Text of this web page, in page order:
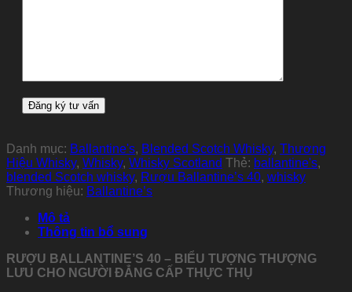
Danh mục: Ballantine's, Blended Scotch Whisky, Thương
Hiệu Whisky, Whisky, Whisky Scotland Thẻ: ballantine's,
blended Scotch whisky, Rượu Ballantine’s 40, whisky
Thương hiệu: Ballantine’s
Mô tả
Thông tin bổ sung
RƯỢU BALLANTINE’S 40 – BIỂU TƯỢNG THƯỢNG
LƯU CHO NGƯỜI ĐẲNG CẤP THỰC THỤ